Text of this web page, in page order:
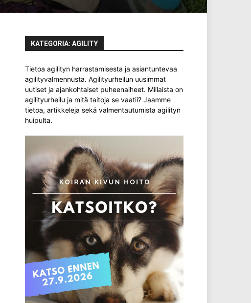
KATEGORIA: AGILITY
Tietoa agilityn harrastamisesta ja asiantuntevaa
agilityvalmennusta. Agilityurheilun uusimmat
uutiset ja ajankohtaiset puheenaiheet. Millaista on
agilityurheilu ja mitä taitoja se vaatii? Jaamme
tietoa, artikkeleja sekä valmentautumista agilityn
huipulta.